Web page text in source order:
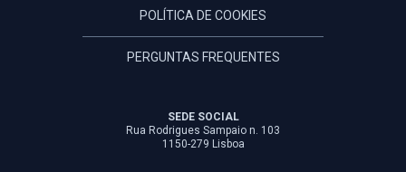
POLÍTICA DE COOKIES
PERGUNTAS FREQUENTES
SEDE SOCIAL
Rua Rodrigues Sampaio n. 103
1150-279 Lisboa